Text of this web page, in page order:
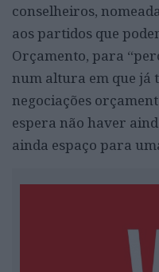
conselheiros,
aos partidos que
Orçamento, para
num altura em que já
negociações
espera não haver
ainda espaço para